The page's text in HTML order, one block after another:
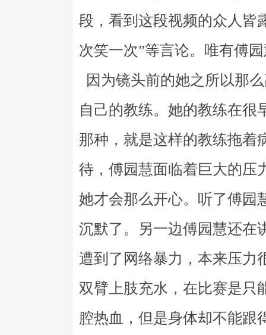
段，看到这段视频的众人皆
次笑一次”等言论。唯有傅
因为镜头前的她之所以那
自己的教练。她的教练在很
那种，就是这样的教练拖着
待，傅园慧面临着巨大的压
她才会那么开心。听了傅园
沉默了。另一边傅园慧还在
遭到了网络暴力，本来压力
双臂上肢充水，在比赛是只
腔热血，但是身体却不能跟